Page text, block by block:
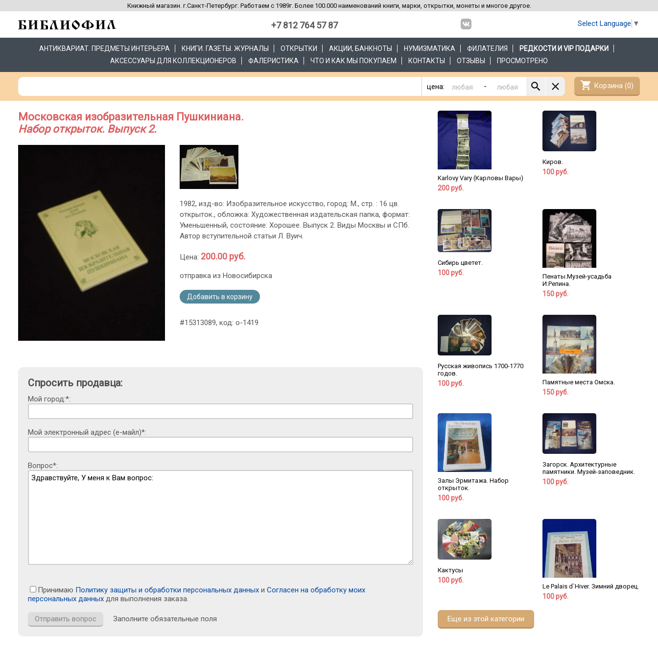
Книжный магазин. г.Санкт-Петербург. Работаем с 1989г. Более 100.000 наименований книги, марки, открытки, монеты и многое другое.
+7 812 764 57 87 Select Language ▼
АНТИКВАРИАТ. ПРЕДМЕТЫ ИНТЕРЬЕРА КНИГИ. ГАЗЕТЫ. ЖУРНАЛЫ ОТКРЫТКИ АКЦИИ, БАНКНОТЫ НУМИЗМАТИКА ФИЛАТЕЛИЯ
РЕДКОСТИ И VIP ПОДАРКИ
АКСЕССУАРЫ ДЛЯ КОЛЛЕКЦИОНЕРОВ
ФАЛЕРИСТИКА ЧТО И КАК МЫ ПОКУПАЕМ КОНТАКТЫ ОТЗЫВЫ ПРОСМОТРЕНО
цена: - shopping_cart Корзина (0)
Московская изобразительная Пушкиниана.
Набор открыток. Выпуск 2.
1982, изд-во: Изобразительное искусство, город: М., стр. : 16 цв.
открыток., обложка: Художественная издательская папка, формат:
Уменьшенный, состояние: Хорошее. Выпуск 2. Виды Москвы и СПб.
Автор вступительной статьи Л. Вуич.
Цена: 200.00 руб.
отправка из Новосибирска
Добавить в корзину
#15313089, код: o-1419
Спросить продавца:
Мой город:*:
Мой электронный адрес (е-майл)*:
Вопрос*:
Принимаю Политику защиты и обработки персональных данных и Согласен на обработку моих
персональных данных для выполнения заказа.
Заполните обязательные поля
Karlovy Vary (Карловы Вары)
200 руб.
Киров.
100 руб.
Сибирь цветет.
100 руб.
Пенаты.Музей-усадьба
И.Репина.
150 руб.
Русская живопись 1700-1770
годов.
100 руб. Памятные места Омска.
150 руб.
Залы Эрмитажа. Набор
открыток.
100 руб.
Загорск. Архитектурные
памятники. Музей-заповедник.
100 руб.
Кактусы
100 руб.
Le Palais d`Hiver. Зимний дворец.
100 руб.
Еще из этой категории